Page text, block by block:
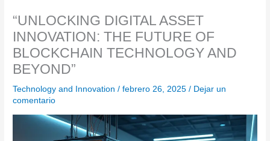
“UNLOCKING DIGITAL ASSET
INNOVATION: THE FUTURE OF
BLOCKCHAIN TECHNOLOGY AND
BEYOND”
Technology and Innovation /febrero 26, 2025/ Dejar un
comentario